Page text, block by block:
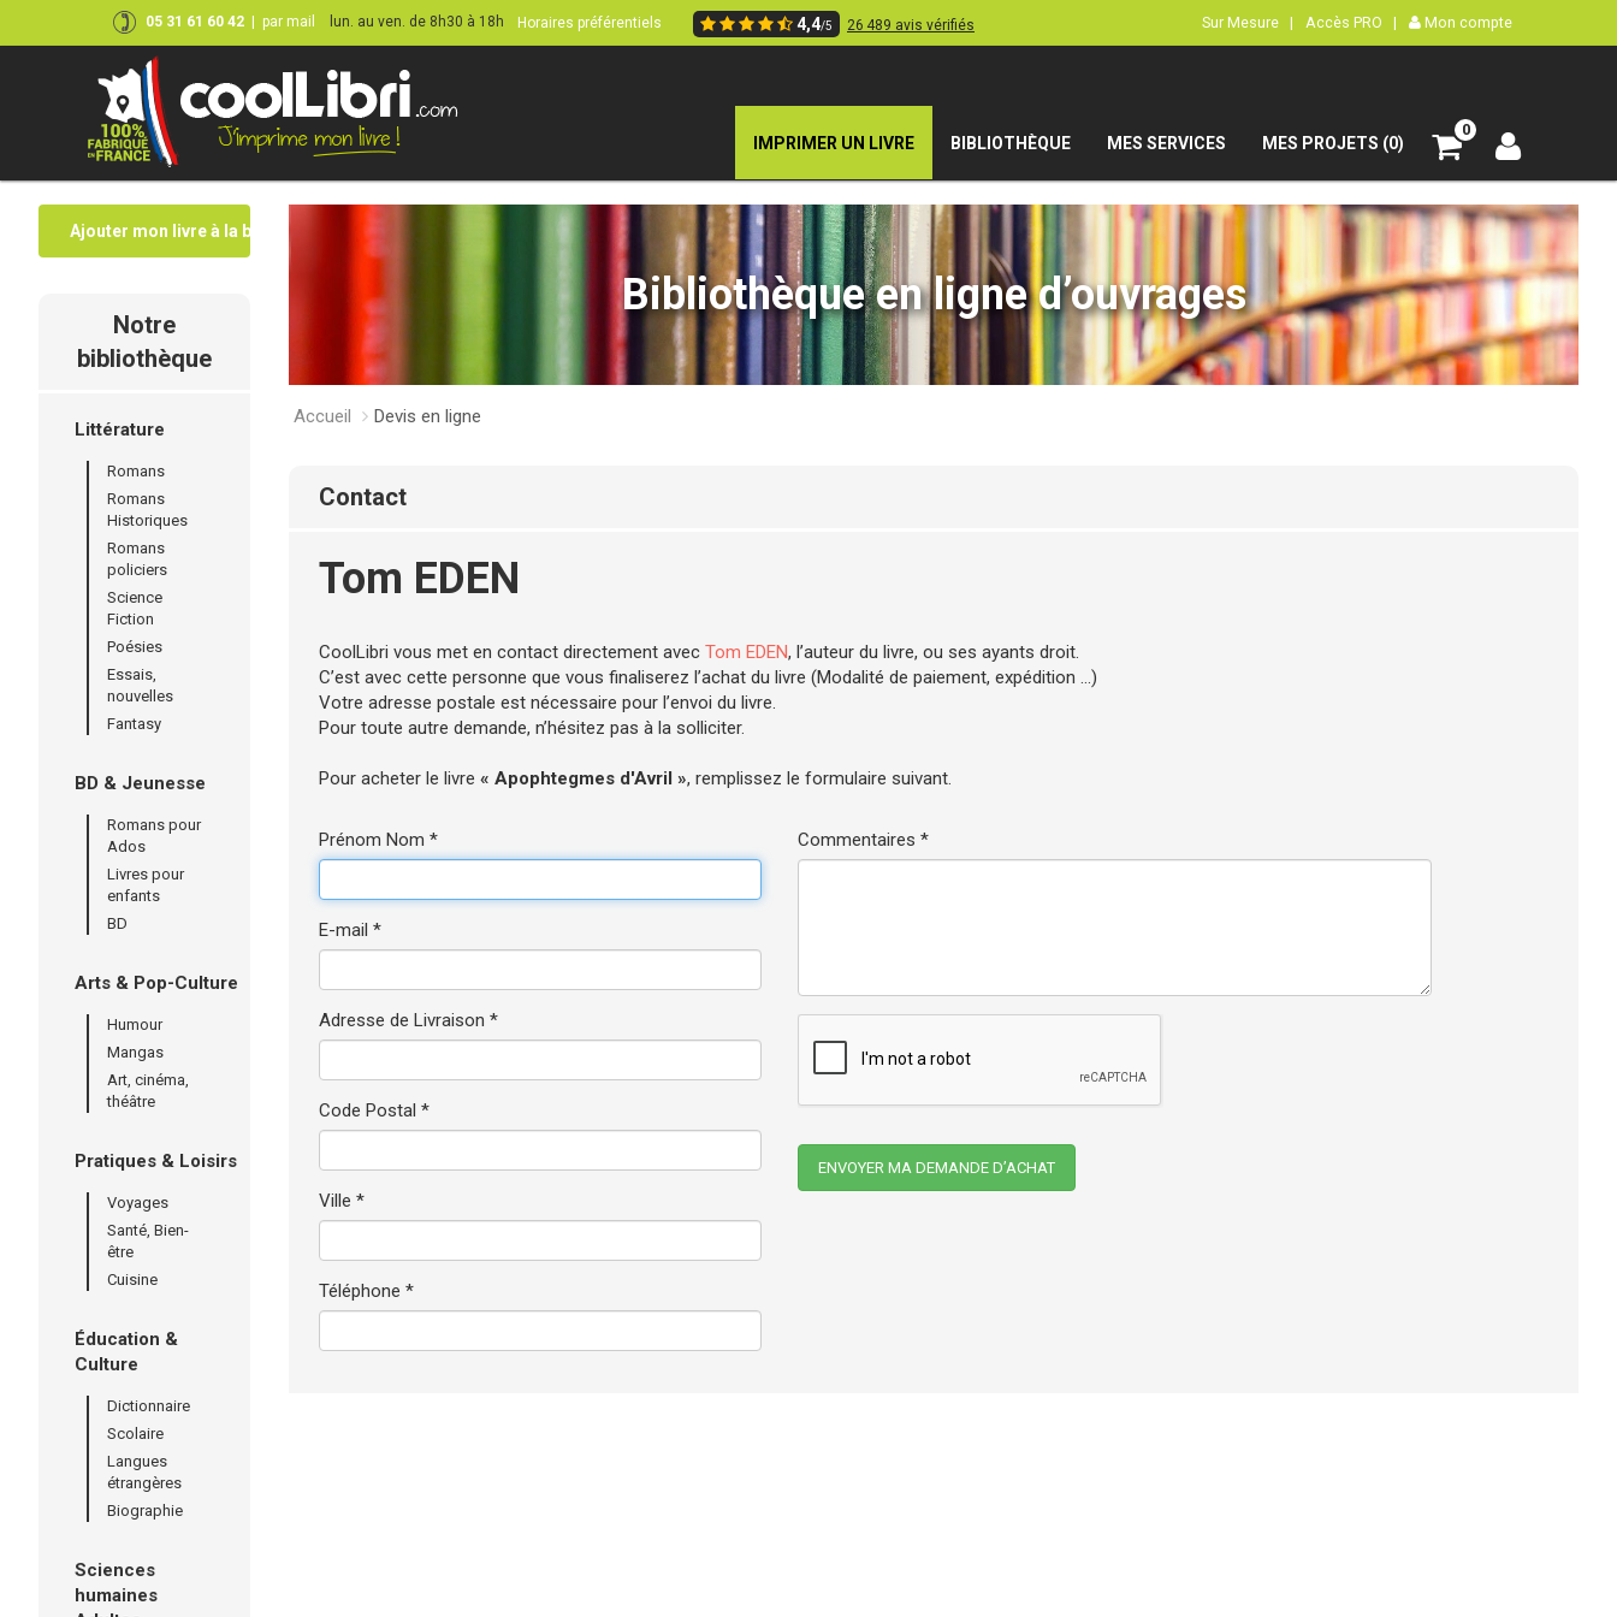
05 31 61 60 42 par mail lun. au ven. de 8h30 à 18h Horaires préférentiels 4,4/5 26 489 avis vérifiés Sur Mesure | Accès PRO | Mon compte
IMPRIMER UN LIVRE BIBLIOTHÈQUE MES SERVICES MES PROJETS (0)
0
Ajouter mon livre à la bibliothèque
Notre
bibliothèque
Littérature
Romans
Romans
Historiques
Romans
policiers
Science
Fiction
Poésies
Essais,
nouvelles
Fantasy
BD & Jeunesse
Romans pour
Ados
Livres pour
enfants
BD
Arts & Pop-Culture
Humour
Mangas
Art, cinéma,
théâtre
Pratiques & Loisirs
Voyages
Santé, Bien-
être
Cuisine
Éducation &
Culture
Dictionnaire
Scolaire
Langues
étrangères
Biographie
Sciences
humaines
Bibliothèque en ligne d’ouvrages
Accueil Devis en ligne
contact
Tom EDEN
CoolLibri vous met en contact directement avec Tom EDEN, l’auteur du livre, ou ses ayants droit.
C’est avec cette personne que vous finaliserez l’achat du livre (Modalité de paiement, expédition ...)
Votre adresse postale est nécessaire pour l’envoi du livre.
Pour toute autre demande, n’hésitez pas à la solliciter.
Pour acheter le livre « Apophtegmes d'Avril », remplissez le formulaire suivant.
Prénom Nom *
E-mail *
Adresse de Livraison *
Code Postal *
Ville *
Téléphone *
Commentaires *